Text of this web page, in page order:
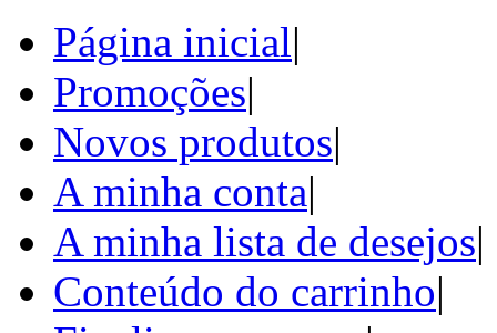
Página inicial|
Promoções|
Novos produtos|
A minha conta|
A minha lista de desejos|
Conteúdo do carrinho|